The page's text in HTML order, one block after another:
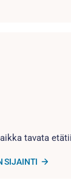
tavata
SIJAINTI